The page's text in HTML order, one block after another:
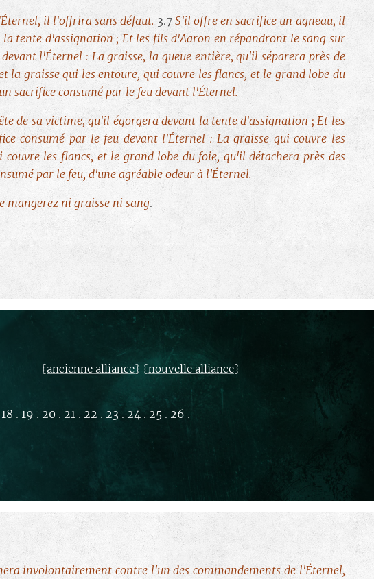
il l'offrira sans défaut. 3.7S'il offre en sacrifice un agneau, il
tente d'assignation ; Et les fils d'Aaron en répandront le sang sur
l'Éternel : La graisse, la queue entière, qu'il séparera près de
la graisse qui les entoure, qui couvre les flancs, et le grand lobe du
sacrifice consumé par le feu devant l'Éternel.
de sa victime, qu'il égorgera devant la tente d'assignation ; Et les
consumé par le feu devant l'Éternel : La graisse qui couvre les
les flancs, et le grand lobe du foie, qu'il détachera près des
par le feu, d'une agréable odeur à l'Éternel.
mangerez ni graisse ni sang.
{ancienne alliance} {nouvelle alliance}
18 . 19 . 20 . 21 . 22 . 23 . 24 . 25 . 26 .
involontairement contre l'un des commandements de l'Éternel,